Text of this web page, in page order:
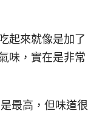
起來就像是加了
味，實在是非常
最高，但味道很